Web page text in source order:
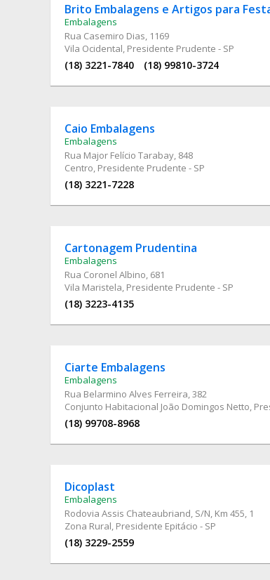
Brito Embalagens e Artigos para
Embalagens
Rua Casemiro Dias, 1169
Vila Ocidental, Presidente Prudente - SP
(18) 3221-7840 (18) 99810-3724
Caio Embalagens
Embalagens
Rua Major Felício Tarabay, 848
Centro, Presidente Prudente - SP
(18) 3221-7228
Cartonagem Prudentina
Embalagens
Rua Coronel Albino, 681
Vila Maristela, Presidente Prudente - SP
(18) 3223-4135
Ciarte Embalagens
Embalagens
Rua Belarmino Alves Ferreira, 382
Conjunto Habitacional João Domingos Netto,
(18) 99708-8968
Dicoplast
Embalagens
Rodovia Assis Chateaubriand, S/N, Km 455, 1
Zona Rural, Presidente Epitácio - SP
(18) 3229-2559